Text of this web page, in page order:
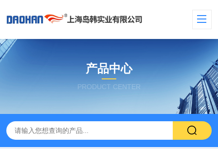
产品中心
PRODUCT CENTER